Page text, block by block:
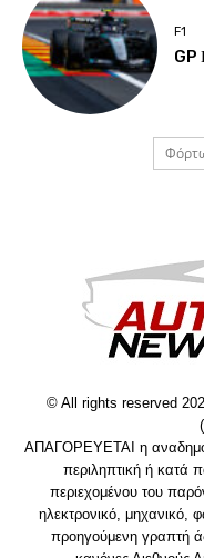
F1
GP
© All rights reserved
ΑΠΑΓΟΡΕΥΕΤΑΙ η
περιληπτική ή κατά
περιεχομένου του
ηλεκτρονικό, μηχανικό,
προηγούμενη γραπτή